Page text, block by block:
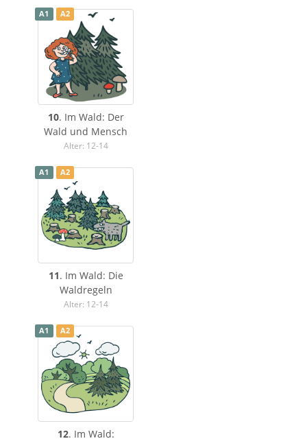
10. Im Wald: Der
Wald und Mensch
Alter: 12-14
A1 A2
11. Im Wald: Die
Waldregeln
Alter: 12-14
A1 A2
12. Im Wald:
A1 A2